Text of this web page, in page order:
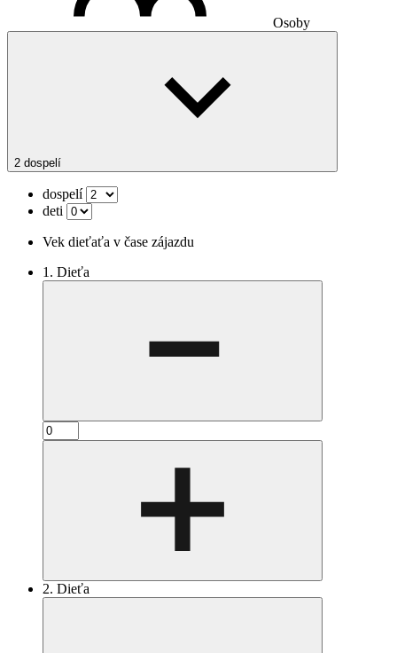
Osoby
2 dospelí
dospelí
deti
Vek dieťaťa v čase zájazdu
1. Dieťa
2. Dieťa